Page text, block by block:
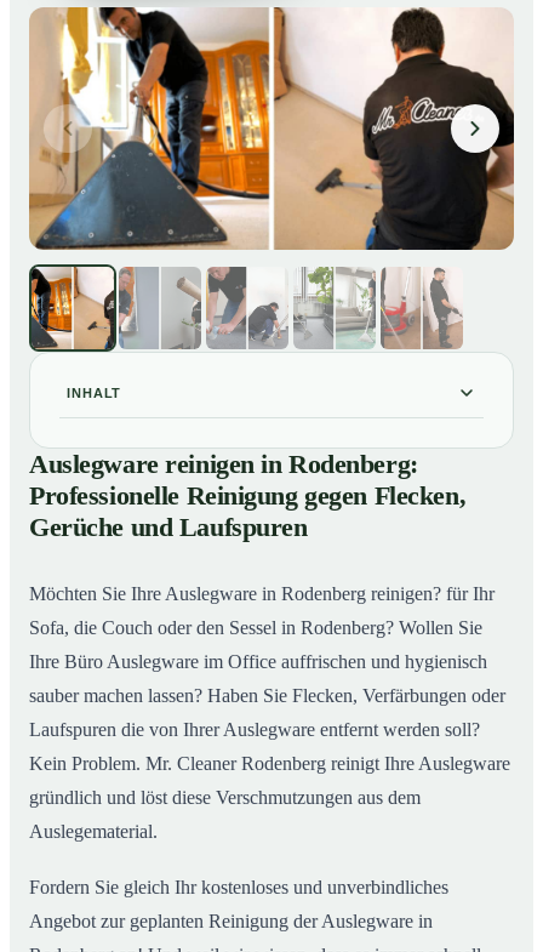
INHALT
01 Auslegware reinigen in Rodenberg: Professionelle
Reinigung gegen Flecken, Gerüche und Laufspuren
02
So wird Auslegware in Rodenberg professionell
gereinigt
Auslegware reinigen in Rodenberg:
Professionelle Reinigung gegen Flecken,
Gerüche und Laufspuren
Möchten Sie Ihre Auslegware in Rodenberg reinigen? für Ihr
Sofa, die Couch oder den Sessel in Rodenberg? Wollen Sie
Ihre Büro Auslegware im Office auffrischen und hygienisch
sauber machen lassen? Haben Sie Flecken, Verfärbungen oder
Laufspuren die von Ihrer Auslegware entfernt werden soll?
Kein Problem. Mr. Cleaner Rodenberg reinigt Ihre Auslegware
gründlich und löst diese Verschmutzungen aus dem
Auslegematerial.
Fordern Sie gleich Ihr kostenloses und unverbindliches
Angebot zur geplanten Reinigung der Auslegware in